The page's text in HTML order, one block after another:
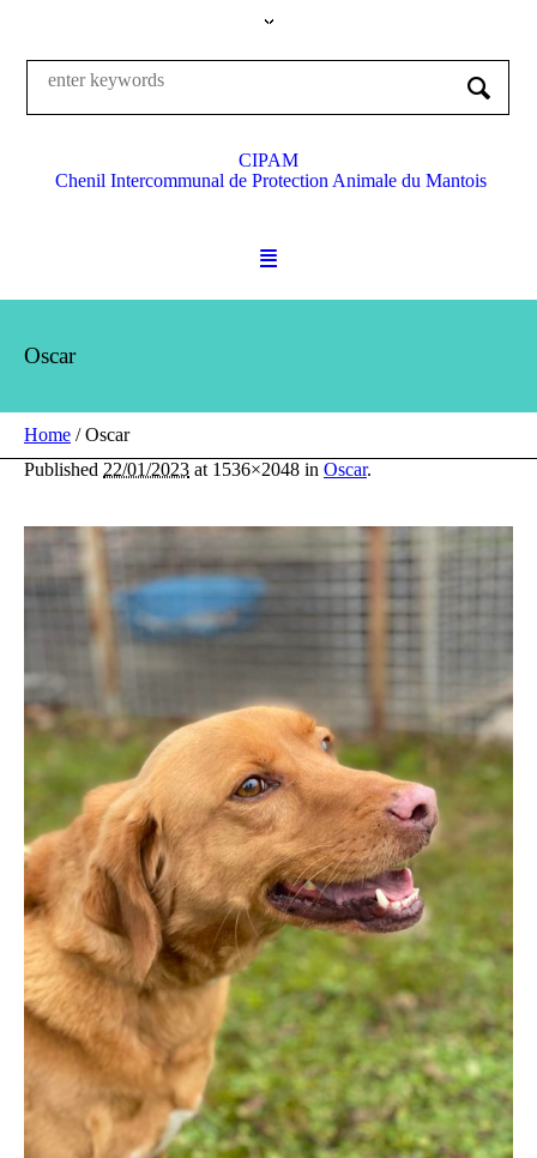
CIPAM
Chenil Intercommunal de Protection Animale du Mantois
Oscar
Home /Oscar
Published 22/01/2023 at 1536×2048 in Oscar.